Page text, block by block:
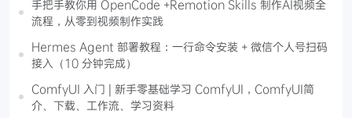
手把手教你用 OpenCode +Remotion Skills 制作AI视频全
流程，从零到视频制作实践
Hermes Agent 部署教程：一行命令安装 + 微信个人号扫码
接入（10 分钟完成）
ComfyUI 入门 | 新手零基础学习 ComfyUI，ComfyUI简
介、下载、工作流、学习资料